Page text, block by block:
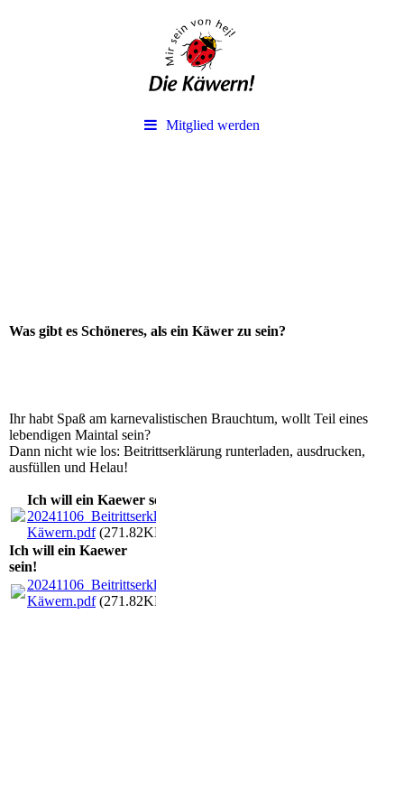
Mitglied werden
Was gibt es Schöneres, als ein Käwer zu sein?
Ihr habt Spaß am karnevalistischen Brauchtum, wollt Teil eines
lebendigen Maintal sein?
Dann nicht wie los: Beitrittserklärung runterladen, ausdrucken,
ausfüllen und Helau!
Ich will ein Kaewer sein!
20241106_Beitrittserklaerung
Käwern.pdf(271.82KB)
Ich will ein Kaewer
sein!
20241106_Beitrittserklaerung
Käwern.pdf(271.82KB)